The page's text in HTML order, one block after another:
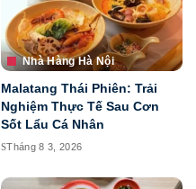
Nhà Hàng Hà Nội
Malatang Thái Phiên: Trải
Nghiệm Thực Tế Sau Cơn
Sốt Lẩu Cá Nhân
Tháng 8 3, 2026